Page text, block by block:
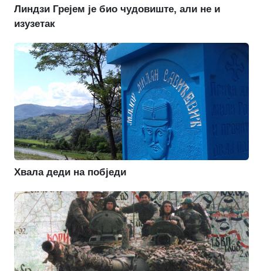
Линдзи Грејем је био чудовиште, али не и
изузетак
Хвала деди на побједи